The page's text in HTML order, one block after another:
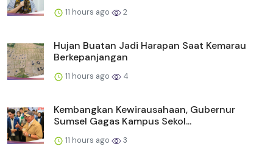
11 hours ago 2
Hujan Buatan Jadi Harapan Saat Kemarau
Berkepanjangan
11 hours ago 4
Kembangkan Kewirausahaan, Gubernur
Sumsel Gagas Kampus Sekol...
11 hours ago 3